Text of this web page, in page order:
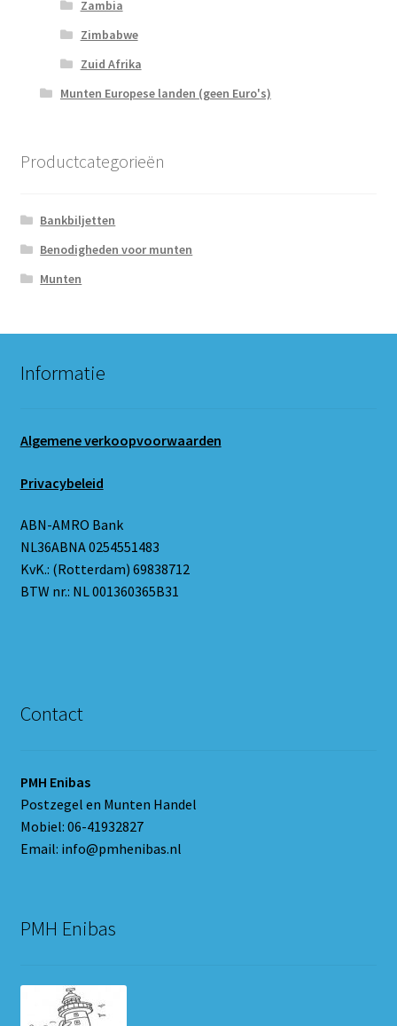
Zambia
Zimbabwe
Zuid Afrika
Munten Europese landen (geen Euro's)
Productcategorieën
Bankbiljetten
Benodigheden voor munten
Munten
Informatie
Algemene verkoopvoorwaarden
Privacybeleid
ABN-AMRO Bank
NL36ABNA 0254551483
KvK.: (Rotterdam) 69838712
BTW nr.: NL 001360365B31
Contact
PMH Enibas
Postzegel en Munten Handel
Mobiel: 06-41932827
Email: info@pmhenibas.nl
PMH Enibas